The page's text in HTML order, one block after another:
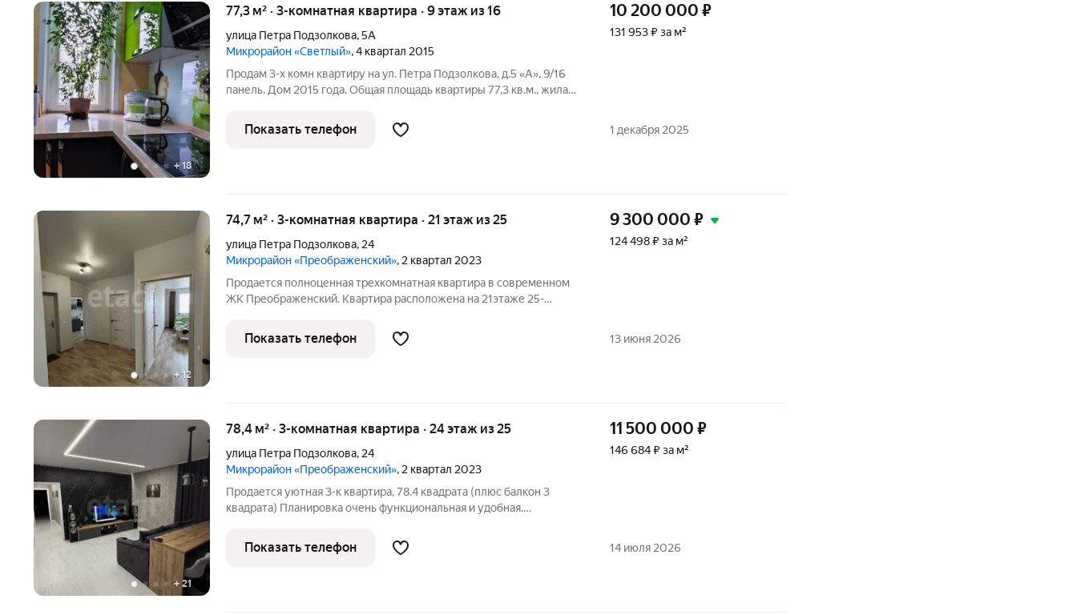
+ 18
77,3 м² · 3-комнатная квартира · 9 этаж из 16
улица Петра Подзолкова,5А
Микрорайон «Светлый», 4 квартал 2015
Продам 3-х комн квартиру на ул. Петра Подзолкова, д.5 «А», 9/16
панель. Дом 2015 года. Общая площадь квартиры 77,3 кв.м., жилая
(кухня разделена на зону столовой 10,1 кв.м. и
10 200 000 ₽
131 953 ₽ за м²
Показать телефон 1 декабря 2025
+ 12
74,7 м² · 3-комнатная квартира · 21 этаж из 25
улица Петра Подзолкова, 24
Микрорайон «Преображенский», 2 квартал 2023
Продается полноценная трехкомнатная квартира в современном
ЖК Преображенский. Квартира расположена на 21этаже 25-
Общая площадь 74,7 кв.м, из них просторная кухня 13 кв.м, и три
отдельные
9 300 000 ₽
124 498 ₽ за м²
Показать телефон 13 июня 2026
+ 21
78,4 м² · 3-комнатная квартира · 24 этаж из 25
улица Петра Подзолкова, 24
Микрорайон «Преображенский», 2 квартал 2023
Продается уютная 3-к квартира, 78.4 квадрата (плюс балкон 3
квадрата) Плaниpoвкa oчень функциональнaя и удoбная.
квартира на 24-м этаже Окна выходят на разные стороны Сделан
евро ремонт
11 500 000 ₽
146 684 ₽ за м²
Показать телефон 14 июля 2026